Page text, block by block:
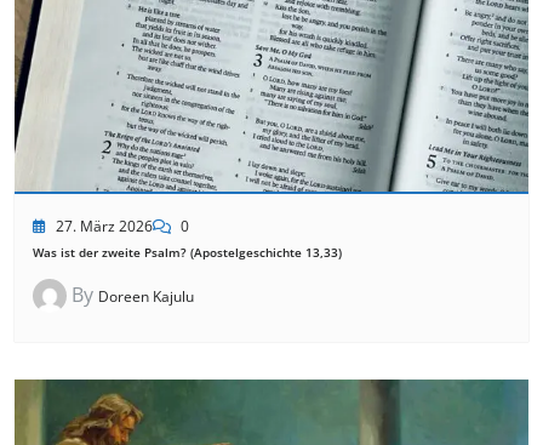
27. März 2026 0
Was ist der zweite Psalm? (Apostelgeschichte 13,33)
By Doreen Kajulu